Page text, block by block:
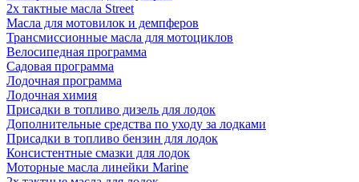
2х тактные масла Street
Масла для мотовилок и демпферов
Трансмиссионные масла для мотоциклов
Велосипедная программа
Садовая программа
Лодочная программа
Лодочная химия
Присадки в топливо дизель для лодок
Дополнительные средства по уходу за лодками
Присадки в топливо бензин для лодок
Консистентные смазки для лодок
Моторные масла линейки Marine